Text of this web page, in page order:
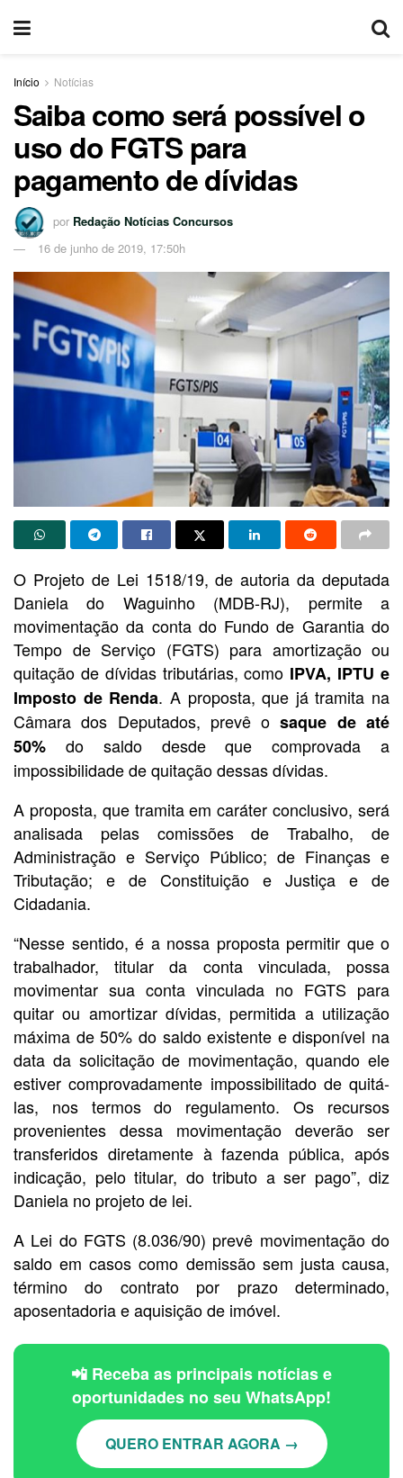
Início Notícias
Saiba como será possível o
uso do FGTS para
pagamento de dívidas
por Redação Notícias Concursos
16 de junho de 2019, 17:50h
O Projeto de Lei 1518/19, de autoria da deputada
Daniela do Waguinho (MDB-RJ), permite a
movimentação da conta do Fundo de Garantia do
Tempo de Serviço (FGTS) para amortização ou
quitação de dívidas tributárias, como IPVA, IPTU e
Imposto de Renda. A proposta, que já tramita na
Câmara dos Deputados, prevê osaque de até
50% do saldo desde que comprovada a
impossibilidade de quitação dessas dívidas.
A proposta, que tramita em caráter conclusivo, será
analisada pelas comissões de Trabalho, de
Administração e Serviço Público; de Finanças e
Tributação; e de Constituição e Justiça e de
Cidadania.
“Nesse sentido, é a nossa proposta permitir que o
trabalhador, titular da conta vinculada, possa
movimentar sua conta vinculada no FGTS para
quitar ou amortizar dívidas, permitida a utilização
máxima de 50% do saldo existente e disponível na
data da solicitação de movimentação, quando ele
estiver comprovadamente impossibilitado de quitá-
las, nos termos do regulamento. Os recursos
provenientes dessa movimentação deverão ser
transferidos diretamente à fazenda pública, após
indicação, pelo titular, do tributo a ser pago”, diz
Daniela no projeto de lei.
A Lei do FGTS (8.036/90) prevê movimentação do
saldo em casos como demissão sem justa causa,
término do contrato por prazo determinado,
aposentadoria e aquisição de imóvel.
📲 Receba as principais notícias e
oportunidades no seu WhatsApp!
QUERO ENTRAR AGORA →